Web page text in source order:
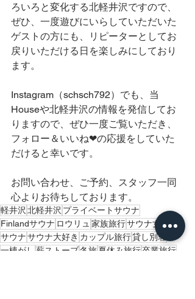
ろいろと変化する北軽井沢ですので、
ぜひ、一度遊びにいらしていただいた
ゲストの方にも、リピーターとしてお
戻りいただける日を楽しみにしており
ます。
Instagram（schsch792）でも、当
Houseや北軽井沢の情報を発信してお
りますので、ぜひ一度ご覧いただき、
フォロー＆いいね❤の応援をしていた
だけると幸いです。
お問い合わせ、ご予約、スタッフ一同
心よりお待ちしております。
軽井沢 北軽井沢 プライベートサウナ
Finlandサウナ ロウリュ 家族旅行サウナ女子
サウナサウナ大好き カップル旅行貸し別荘
一棟がし
薪ストーブ冬旅 夏休み旅行卒業旅行